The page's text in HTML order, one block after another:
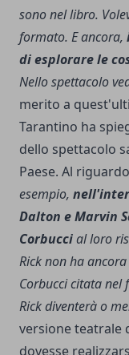
sono nel libro.
formato. E ancora,
di esplorare le
Nello spettacolo
merito a
Tarantino ha
dello spettacolo
Paese. Al
esempio,
Dalton e Marvin
Corbuccial loro
Rick non ha
Corbucci citata nel
Rick diventerà o
versione teatrale
dovesse